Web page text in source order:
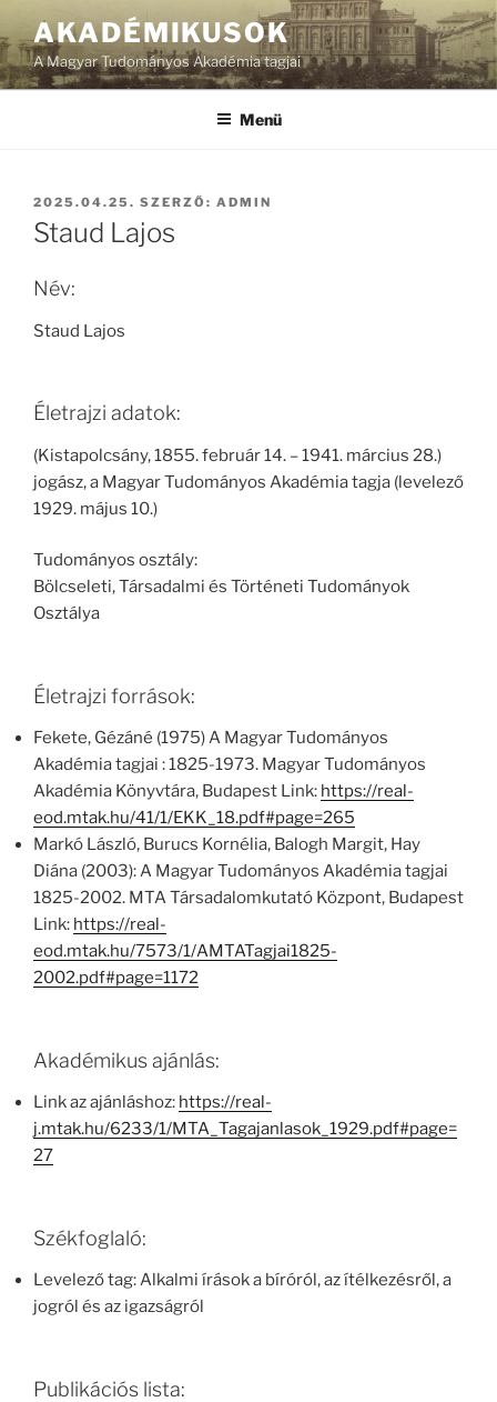
AKADÉMIKUSOK
A Magyar Tudományos Akadémia tagjai
Menü
BEKÜLDVE:
2025.04.25. SZERZŐ: ADMIN
Staud Lajos
Név:
Staud Lajos
Életrajzi adatok:
(Kistapolcsány, 1855. február 14. – 1941. március 28.)
jogász, a Magyar Tudományos Akadémia tagja (levelező
1929. május 10.)
Tudományos osztály:
Bölcseleti, Társadalmi és Történeti Tudományok
Osztálya
Életrajzi források:
Fekete, Gézáné (1975) A Magyar Tudományos
Akadémia tagjai : 1825-1973. Magyar Tudományos
Akadémia Könyvtára, Budapest Link: https://real-
eod.mtak.hu/41/1/EKK_18.pdf#page=265
Markó László, Burucs Kornélia, Balogh Margit, Hay
Diána (2003): A Magyar Tudományos Akadémia tagjai
1825-2002. MTA Társadalomkutató Központ, Budapest
Link: https://real-
eod.mtak.hu/7573/1/AMTATagjai1825-
2002.pdf#page=1172
Akadémikus ajánlás:
Link az ajánláshoz: https://real-
j.mtak.hu/6233/1/MTA_Tagajanlasok_1929.pdf#page=
27
Székfoglaló:
Levelező tag: Alkalmi írások a bíróról, az ítélkezésről, a
jogról és az igazságról
Publikációs lista: